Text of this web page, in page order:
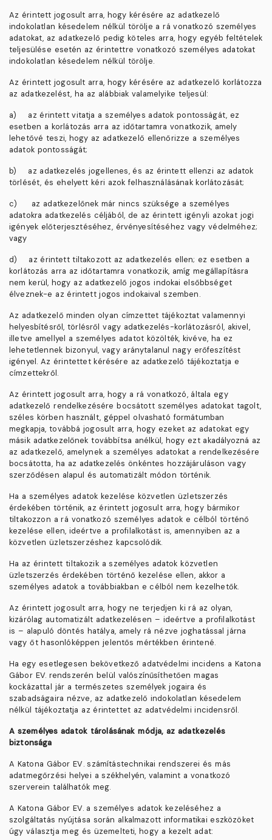
Az érintett jogosult arra, hogy kérésére az adatkezelő
indokolatlan késedelem nélkül törölje a rá vonatkozó személyes
adatokat, az adatkezelő pedig köteles arra, hogy egyéb feltételek
teljesülése esetén az érintettre vonatkozó személyes adatokat
indokolatlan késedelem nélkül törölje.
Az érintett jogosult arra, hogy kérésére az adatkezelő korlátozza
az adatkezelést, ha az alábbiak valamelyike teljesül:
a)
az érintett vitatja a személyes adatok pontosságát, ez
esetben a korlátozás arra az időtartamra vonatkozik, amely
lehetővé teszi, hogy az adatkezelő ellenőrizze a személyes
adatok pontosságát;
b)
az adatkezelés jogellenes, és az érintett ellenzi az adatok
törlését, és ehelyett kéri azok felhasználásának korlátozását;
c)
az adatkezelőnek már nincs szüksége a személyes
adatokra adatkezelés céljából, de az érintett igényli azokat jogi
igények előterjesztéséhez, érvényesítéséhez vagy védelméhez;
vagy
d)
az érintett tiltakozott az adatkezelés ellen; ez esetben a
korlátozás arra az időtartamra vonatkozik, amíg megállapításra
nem kerül, hogy az adatkezelő jogos indokai elsőbbséget
élveznek-e az érintett jogos indokaival szemben.
Az adatkezelő minden olyan címzettet tájékoztat valamennyi
helyesbítésről, törlésről vagy adatkezelés-korlátozásról, akivel,
illetve amellyel a személyes adatot közölték, kivéve, ha ez
lehetetlennek bizonyul, vagy aránytalanul nagy erőfeszítést
igényel. Az érintettet kérésére az adatkezelő tájékoztatja e
címzettekről.
Az érintett jogosult arra, hogy a rá vonatkozó, általa egy
adatkezelő rendelkezésére bocsátott személyes adatokat tagolt,
széles körben használt, géppel olvasható formátumban
megkapja, továbbá jogosult arra, hogy ezeket az adatokat egy
másik adatkezelőnek továbbítsa anélkül, hogy ezt akadályozná az
az adatkezelő, amelynek a személyes adatokat a rendelkezésére
bocsátotta, ha az adatkezelés önkéntes hozzájáruláson vagy
szerződésen alapul és automatizált módon történik.
Ha a személyes adatok kezelése közvetlen üzletszerzés
érdekében történik, az érintett jogosult arra, hogy bármikor
tiltakozzon a rá vonatkozó személyes adatok e célból történő
kezelése ellen, ideértve a profilalkotást is, amennyiben az a
közvetlen üzletszerzéshez kapcsolódik.
Ha az érintett tiltakozik a személyes adatok közvetlen
üzletszerzés érdekében történő kezelése ellen, akkor a
személyes adatok a továbbiakban e célból nem kezelhetők.
Az érintett jogosult arra, hogy ne terjedjen ki rá az olyan,
kizárólag automatizált adatkezelésen – ideértve a profilalkotást
is – alapuló döntés hatálya, amely rá nézve joghatással járna
vagy őt hasonlóképpen jelentős mértékben érintené.
Ha egy esetlegesen bekövetkező adatvédelmi incidens a Katona
Gábor EV. rendszerén belül valószínűsíthetően magas
kockázattal jár a természetes személyek jogaira és
szabadságaira nézve, az adatkezelő indokolatlan késedelem
nélkül tájékoztatja az érintettet az adatvédelmi incidensről.
A személyes adatok tárolásának módja, az adatkezelés
biztonsága
A Katona Gábor EV. számítástechnikai rendszerei és más
adatmegőrzési helyei a székhelyén, valamint a vonatkozó
szerverein találhatók meg.
A Katona Gábor EV.a személyes adatok kezeléséhez a
szolgáltatás nyújtása során alkalmazott informatikai eszközöket
úgy választja meg és üzemelteti, hogy a kezelt adat: